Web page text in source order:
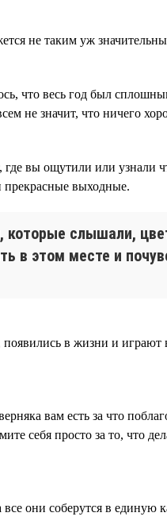
не таким уж
что весь год был
не значит, что ничего
вы ощутили или узнали
прекрасные выходные.
которые слышали,
в этом месте и
в жизни и
вам есть за что
себя просто за то, что
они соберутся в единую